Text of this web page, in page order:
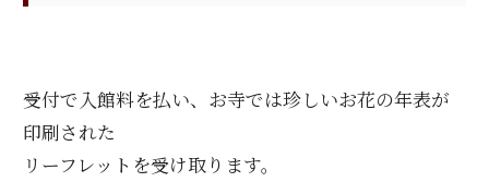
受付で入館料を払い、お寺では珍しいお花の年表が
印刷された
リーフレットを受け取ります。